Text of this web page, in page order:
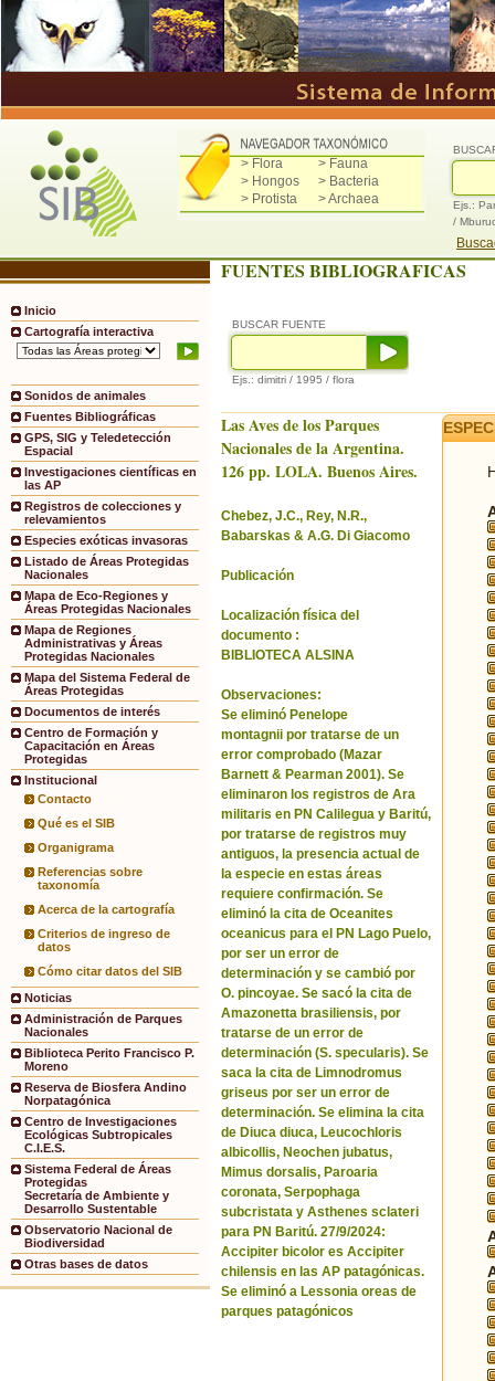
> Flora
> Fauna
> Hongos
> Bacteria
> Protista
> Archaea
Ejs.:
/
Inicio
Cartografía interactiva
Sonidos de animales
Fuentes Bibliográficas
GPS, SIG y Teledetección
Espacial
Investigaciones científicas en
las AP
Registros de colecciones y
relevamientos
Especies exóticas invasoras
Listado de Áreas Protegidas
Nacionales
Mapa de Eco-Regiones y
Áreas Protegidas Nacionales
Mapa de Regiones
Administrativas y Áreas
Protegidas Nacionales
Mapa del Sistema Federal de
Áreas Protegidas
Documentos de interés
Centro de Formación y
Capacitación en Áreas
Protegidas
Institucional
Contacto
Qué es el SIB
Organigrama
Referencias sobre
taxonomía
Acerca de la cartografía
Criterios de ingreso de
datos
Cómo citar datos del SIB
Noticias
Administración de Parques
Nacionales
Biblioteca Perito Francisco P.
Moreno
Reserva de Biosfera Andino
Norpatagónica
Centro de Investigaciones
Ecológicas Subtropicales
C.I.E.S.
Sistema Federal de Áreas
Protegidas
Secretaría de Ambiente y
Desarrollo Sustentable
Observatorio Nacional de
Biodiversidad
Otras bases de datos
FUENTES BIBLIOGRAFICAS
BUSCAR FUENTE
Ejs.: dimitri / 1995 / flora
Las Aves de los Parques
Nacionales de la Argentina.
126 pp. LOLA. Buenos Aires.
Chebez, J.C., Rey, N.R.,
Babarskas & A.G. Di Giacomo
Publicación
Localización física del
documento :
BIBLIOTECA ALSINA
Observaciones:
Se eliminó Penelope
montagnii por tratarse de un
error comprobado (Mazar
Barnett & Pearman 2001). Se
eliminaron los registros de Ara
militaris en PN Calilegua y Baritú,
por tratarse de registros muy
antiguos, la presencia actual de
la especie en estas áreas
requiere confirmación. Se
eliminó la cita de Oceanites
oceanicus para el PN Lago Puelo,
por ser un error de
determinación y se cambió por
O. pincoyae. Se sacó la cita de
Amazonetta brasiliensis, por
tratarse de un error de
determinación (S. specularis). Se
saca la cita de Limnodromus
griseus por ser un error de
determinación. Se elimina la cita
de Diuca diuca, Leucochloris
albicollis, Neochen jubatus,
Mimus dorsalis, Paroaria
coronata, Serpophaga
subcristata y Asthenes sclateri
para PN Baritú. 27/9/2024:
Accipiter bicolor es Accipiter
chilensis en las AP patagónicas.
Se eliminó a Lessonia oreas de
parques patagónicos